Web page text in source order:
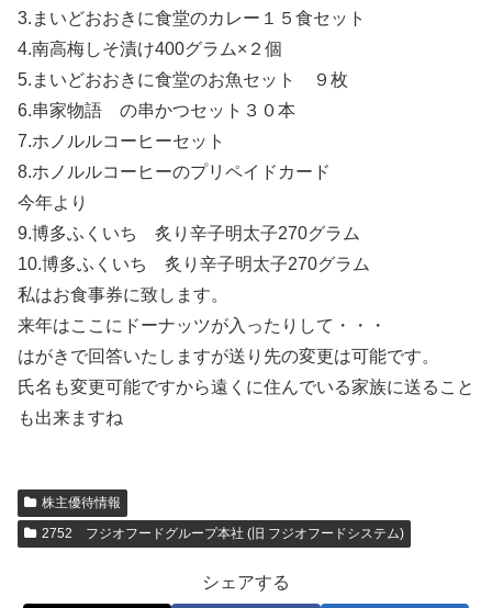
3.まいどおおきに食堂のカレー１５食セット
4.南高梅しそ漬け400グラム×２個
5.まいどおおきに食堂のお魚セット ９枚
6.串家物語 の串かつセット３０本
7.ホノルルコーヒーセット
8.ホノルルコーヒーのプリペイドカード
今年より
9.博多ふくいち 炙り辛子明太子270グラム
10.博多ふくいち 炙り辛子明太子270グラム
私はお食事券に致します。
来年はここにドーナッツが入ったりして・・・
はがきで回答いたしますが送り先の変更は可能です。
氏名も変更可能ですから遠くに住んでいる家族に送ること
も出来ますね
株主優待情報
2752 フジオフードグループ本社 (旧 フジオフードシステム)
シェアする